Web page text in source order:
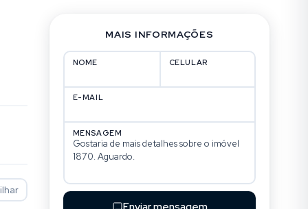
MAIS INFORMAÇÕES
NOME CELULAR
E-MAIL
MENSAGEM